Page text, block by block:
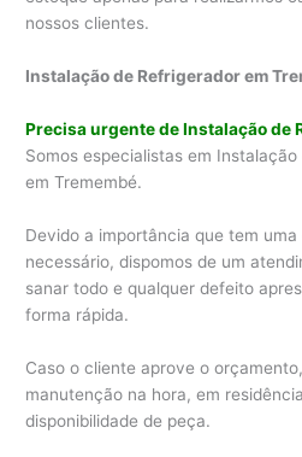
nossos clientes.
Instalação de Refrigerador em
Precisa urgente de Instalação de
Somos especialistas em
em Tremembé.
Devido a importância que tem
necessário, dispomos de um
sanar todo e qualquer defeito
forma rápida.
Caso o cliente aprove o
manutenção na hora, em
disponibilidade de peça.